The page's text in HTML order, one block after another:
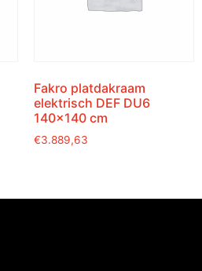
Fakro platdakraam
elektrisch DEF DU6
140×140 cm
€3.889,63